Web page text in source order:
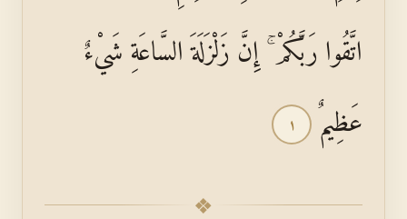
اتَّقُوا رَبَّكُمْ ۚ إِنَّ زَلْزَلَةَ السَّاعَةِ شَيْءٌ
عَظِيمٌ ١
❖